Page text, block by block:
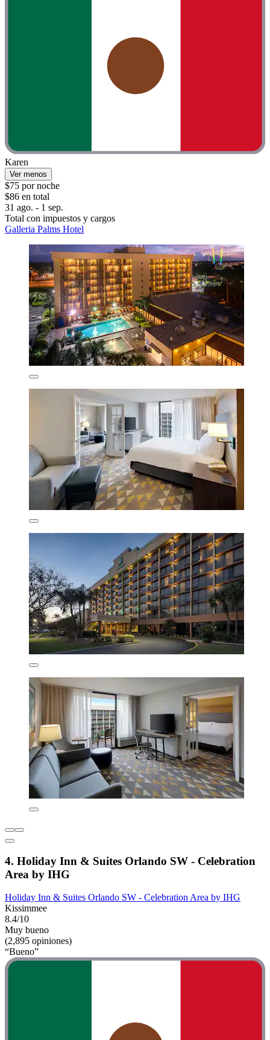
Karen
Ver menos
$75 por noche
$86 en total
31 ago. - 1 sep.
Total con impuestos y cargos
Galleria Palms Hotel
4. Holiday Inn & Suites Orlando SW - Celebration
Area by IHG
Holiday Inn & Suites Orlando SW - Celebration Area by IHG
Kissimmee
8.4/10
Muy bueno
(2,895 opiniones)
“Bueno”